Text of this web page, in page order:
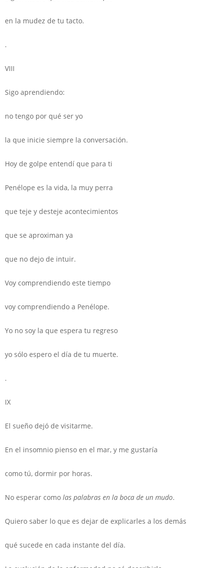
en la mudez de tu tacto.
.
VIII
Sigo aprendiendo:
no tengo por qué ser yo
la que inicie siempre la conversación.
Hoy de golpe entendí que para ti
Penélope es la vida, la muy perra
que teje y desteje acontecimientos
que se aproximan ya
que no dejo de intuir.
Voy comprendiendo este tiempo
voy comprendiendo a Penélope.
Yo no soy la que espera tu regreso
yo sólo espero el día de tu muerte.
.
IX
El sueño dejó de visitarme.
En el insomnio pienso en el mar, y me gustaría
como tú, dormir por horas.
No esperar como las palabras en la boca de un mudo.
Quiero saber lo que es dejar de explicarles a los demás
qué sucede en cada instante del día.